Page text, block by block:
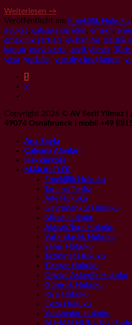
Weiterlesen →
Veröffentlicht am Emeklilik Hukuku
avukat, çalışma süreleri, emekli,
emeklilik şartları, ev hanımı, issizlik
kanun, mavi kartli, serif yilmaz, Türk
yasa, yurtdışı, yurtdışı borçlanma,
1
2
Copyright 2026 © AV Serif Yilmaz |
49074 Osnabrueck | mobil +49
Ana Sayfa
Çalışma Alanları
Hakkımızda
MAKALELER
Emeklilik Hukuku
Tanıma Tenfiz
Aile Hukuku
Gayrımenkul Hukuku
Miras Hukuku
Alacak/İcra Hukuku
Vatandaşlık Hukuku
Şahıs Hukuku
Tazminat Hukuku
Ticaret Hukuku
Dövizli Askerlik Hukuku
Gümrük Hukuku
Kira Hukuku
Ceza Hukuku
Yabancılar Hukuku
ALMAN HUKUKU